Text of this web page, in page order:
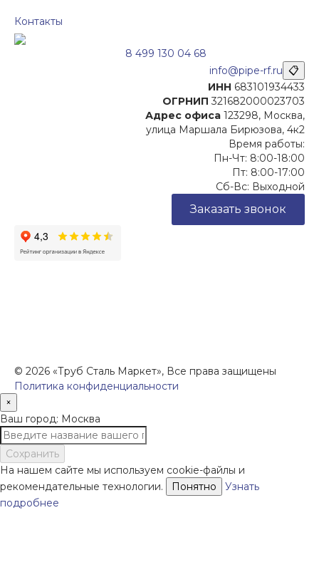
Контакты
8 499 130 04 68
info@pipe-rf.ru 📋
ИНН 683101934433
ОГРНИП 321682000023703
Адрес офиса 123298, Москва,
улица Маршала Бирюзова, 4к2
Время работы:
Пн-Чт: 8:00-18:00
Пт: 8:00-17:00
Сб-Вс: Выходной
Заказать звонок
© 2026 «Труб Сталь Маркет», Все права защищены
Политика конфиденциальности
×
Ваш город: Москва
Сохранить
На нашем сайте мы используем cookie-файлы и
рекомендательные технологии.
Понятно
Узнать
подробнее